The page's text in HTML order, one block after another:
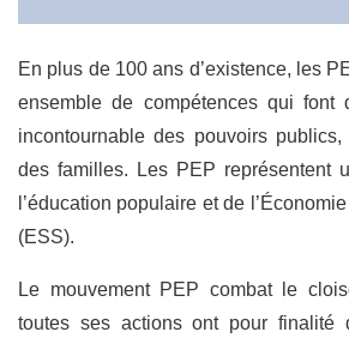
En plus de 100 ans d’existence, les
ensemble de compétences qui font
incontournable des pouvoirs
des familles. Les PEP représentent
l’éducation populaire et de
(ESS).
Le mouvement PEP combat le
toutes ses actions ont pour finalité